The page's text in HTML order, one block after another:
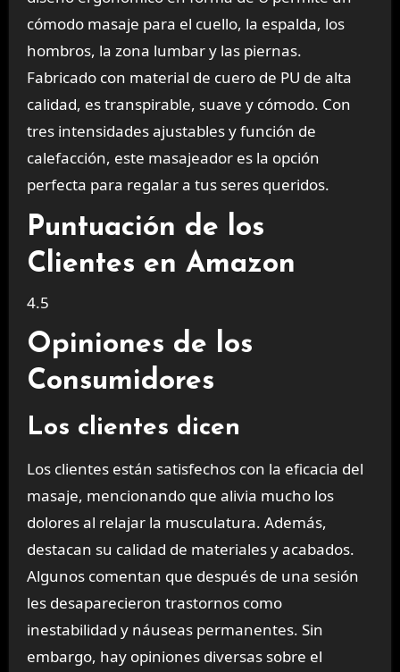
cómodo masaje para el cuello, la espalda, los
hombros, la zona lumbar y las piernas.
Fabricado con material de cuero de PU de alta
calidad, es transpirable, suave y cómodo. Con
tres intensidades ajustables y función de
calefacción, este masajeador es la opción
perfecta para regalar a tus seres queridos.
Puntuación de los
Clientes en Amazon
4.5
Opiniones de los
Consumidores
Los clientes dicen
Los clientes están satisfechos con la eficacia del
masaje, mencionando que alivia mucho los
dolores al relajar la musculatura. Además,
destacan su calidad de materiales y acabados.
Algunos comentan que después de una sesión
les desaparecieron trastornos como
inestabilidad y náuseas permanentes. Sin
embargo, hay opiniones diversas sobre el